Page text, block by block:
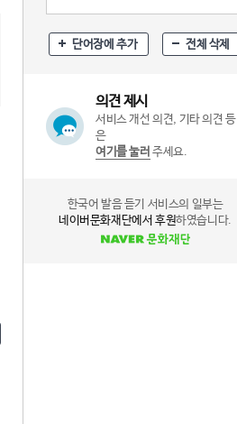
단어장에 추가 전체 삭제
의견 제시
서비스 개선 의견, 기타 의견 등
은
여기를 눌러 주세요.
한국어 발음 듣기 서비스의 일부는
네이버문화재단에서 후원하였습니다.